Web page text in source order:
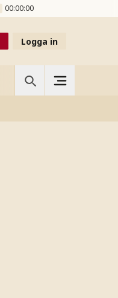
00:00:00
Logga in